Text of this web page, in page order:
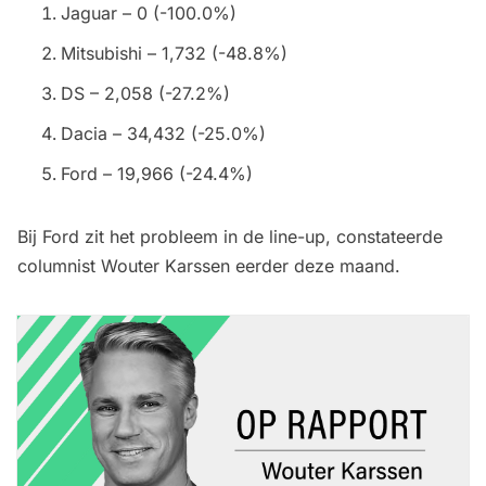
Jaguar – 0 (-100.0%)
Mitsubishi – 1,732 (-48.8%)
DS – 2,058 (-27.2%)
Dacia – 34,432 (-25.0%)
Ford – 19,966 (-24.4%)
Bij Ford zit het probleem in de line-up, constateerde
columnist Wouter Karssen eerder deze maand.